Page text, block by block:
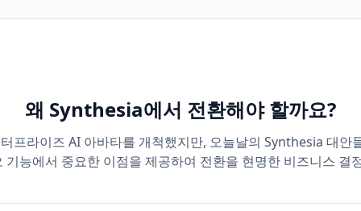
왜 Synthesia에서 전환해야 할까요?
프라이즈 AI 아바타를 개척했지만, 오늘날의 Synthesia 대안
기능에서 중요한 이점을 제공하여 전환을 현명한 비즈니스 결